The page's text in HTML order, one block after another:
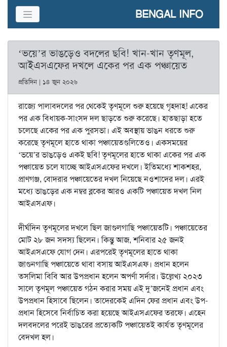
BENGAL INFO
‘ভয়ে’র ভাঙড়েও বদলের ছবি! খান-খান তৃণমূল,
আইএসএফের দখলে একের পর এক পঞ্চায়েত
প্রতিদিন | ১৪ জুন ২০২৬
রাজ্যে পালাবদলের পর থেকেই তৃণমূলে শুরু হয়েছে গৃহদাহ! একের
পর এক বিধায়ক-সাংসদ দল ছাড়তে শুরু করেছে। হাতছাড়া হতে
চলেছে একের পর এক পুরসভা। এই অবস্থায় ভাঙন ধরতে শুরু
করেছে তৃণমূলে হাতে থাকা পঞ্চায়েতগুলিতেও। একসময়ের
‘ভয়ে’র ভাঙড়েও একই ছবি! তৃণমূলের হাতে থাকা একের পর এক
পঞ্চায়েত চলে যাচ্ছে আইএসএফের দখলে। ইতিমধ্যে শাকশহর,
প্রাণগঞ্জ, বোদরার পঞ্চায়েতের দখল নিয়েছে নওশাদের দল। এরই
মধ্যে ভাঙড়ের এক নম্বর ব্লকের আরও একটি পঞ্চায়েত দখল নিল
আইএসএফ।
দীর্ঘদিন তৃণমূলের দখলে ছিল জাগুলগাছি পঞ্চায়েতটি। পঞ্চায়েতের
মোট ২৮ জন সদস্য ছিলেন। কিন্তু আজ, শনিবার ২৫ জনই
আইএসএফে যোগ দেন। এরপরেই তৃণমূলের হাতে থাকা
জাগুনগাছি পঞ্চায়েতে থাবা বসায় আইএসএফ। প্রধান হলেন
তসলিমা বিবি আর উপপ্রধান হলেন অপর্ণা সর্দার। উল্লেখ্য ২০২৩
সালে তৃণমূল পঞ্চায়েত গঠন করার সময় এই দু’জনেই প্রধান এবং
উপপ্রধান হিসাবে ছিলেন। তাদেরকেই এদিন ফের প্রধান এবং উপ-
প্রধান হিসেবে নির্বাচিত করা হয়েছে আইএসএফের তরফে। এহেন
দলবদলের পরেই ভাঙরের প্রত্যেকটি পঞ্চায়েতই কার্যত তৃণমূলের
বেদখল হল।